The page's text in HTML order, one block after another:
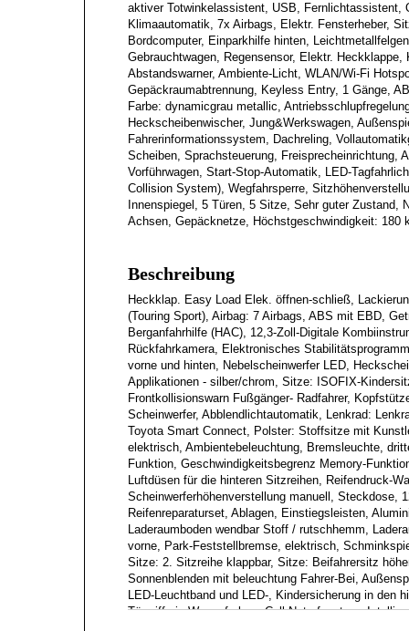
aktiver Totwinkelassistent, USB, Fernlichtassistent,
Klimaautomatik, 7x Airbags, Elektr. Fensterheber,
Bordcomputer, Einparkhilfe hinten,
Gebrauchtwagen, Regensensor, Elektr.
Abstandswarner, Ambiente-Licht, WLAN/Wi-Fi
Gepäckraumabtrennung, Keyless Entry, 1 Gänge,
Farbe: dynamicgrau metallic,
Heckscheibenwischer, Jung&Werkswagen,
Fahrerinformationssystem, Dachreling,
Scheiben, Sprachsteuerung, Freisprecheinrichtung,
Vorführwagen, Start-Stop-Automatik, LED-
Collision System), Wegfahrsperre,
Innenspiegel, 5 Türen, 5 Sitze, Sehr guter Zustand,
Achsen, Gepäcknetze, Höchstgeschwindigkeit: 180
Beschreibung
Heckklap. Easy Load Elek. öffnen-schließ,
(Touring Sport), Airbag: 7 Airbags, ABS mit EBD,
Berganfahrhilfe (HAC), 12,3-Zoll-Digitale
Rückfahrkamera, Elektronisches
vorne und hinten, Nebelscheinwerfer LED,
Applikationen - silber/chrom, Sitze: ISOFIX-
Frontkollisionswarn Fußgänger- Radfahrer,
Scheinwerfer, Abblendlichtautomatik, Lenkrad:
Toyota Smart Connect, Polster: Stoffsitze mit
elektrisch, Ambientebeleuchtung, Bremsleuchte,
Funktion, Geschwindigkeitsbegrenz Memory-
Luftdüsen für die hinteren Sitzreihen, Reifendruck-
Scheinwerferhöhenverstellung manuell, Steckdose,
Reifenreparaturset, Ablagen, Einstiegsleisten,
Laderaumboden wendbar Stoff / rutschhemm,
vorne, Park-Feststellbremse, elektrisch,
Sitze: 2. Sitzreihe klappbar, Sitze: Beifahrersitz
Sonnenblenden mit beleuchtung Fahrer-Bei,
LED-Leuchtband und LED-, Kindersicherung in den
Türgriffe in Wagenfarbe, eCall Notrufsystem,